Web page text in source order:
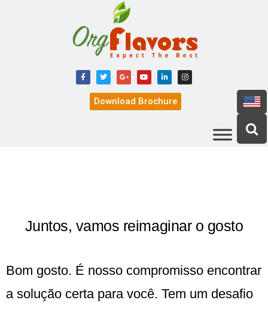
Download Brochure
Juntos, vamos reimaginar o gosto
Bom gosto. É nosso compromisso encontrar
a solução certa para você. Tem um desafio